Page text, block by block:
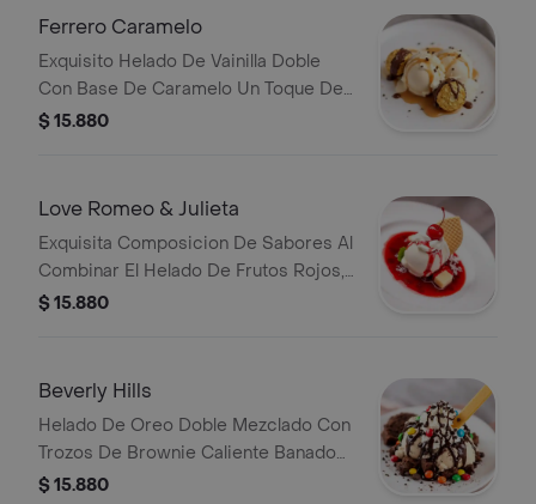
Ferrero Caramelo
Exquisito Helado De Vainilla Doble
Con Base De Caramelo Un Toque De
Crema Chantilly, Topping De Barquillo
Caramelo.
$ 15.880
Love Romeo & Julieta
Exquisita Composicion De Sabores Al
Combinar El Helado De Frutos Rojos,
Vainilla Y Crema Chantilly; Banado En
$ 15.880
Beverly Hills
Helado De Oreo Doble Mezclado Con
Trozos De Brownie Caliente Banado
Con Salsa De Chocolate, Chips De
$ 15.880